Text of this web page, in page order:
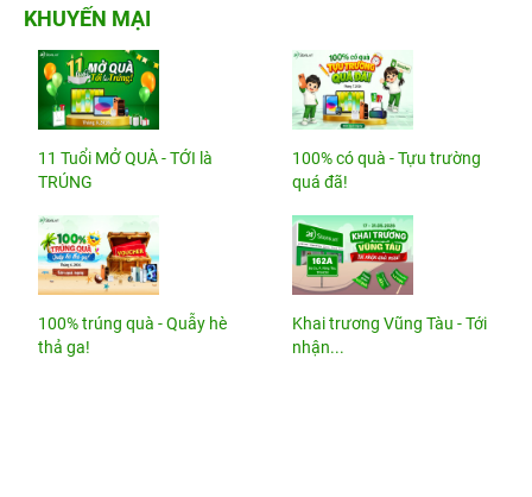
KHUYẾN MẠI
11 Tuổi MỞ QUÀ - TỚI là
TRÚNG
100% có quà - Tựu trường
quá đã!
100% trúng quà - Quẫy hè
thả ga!
Khai trương Vũng Tàu - Tới
nhận...